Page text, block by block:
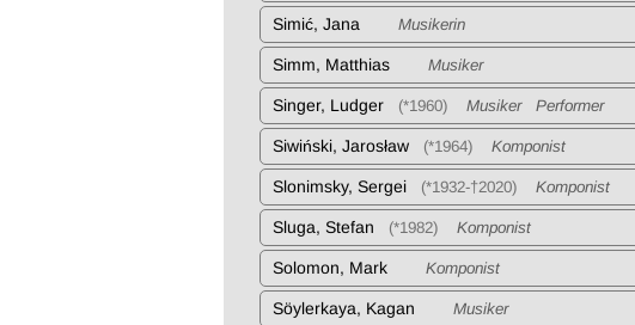
Simić, Jana Musikerin
Simm, Matthias Musiker
Singer, Ludger (*1960) Musiker Performer
Siwiński, Jarosław (*1964) Komponist
Slonimsky, Sergei (*1932-†2020) Komponist
Sluga, Stefan (*1982) Komponist
Solomon, Mark Komponist
Söylerkaya, Kagan Musiker